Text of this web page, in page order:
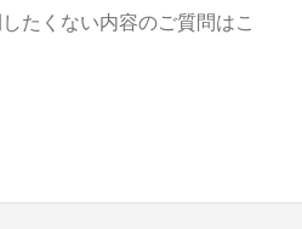
たくない内容のご質問はこ